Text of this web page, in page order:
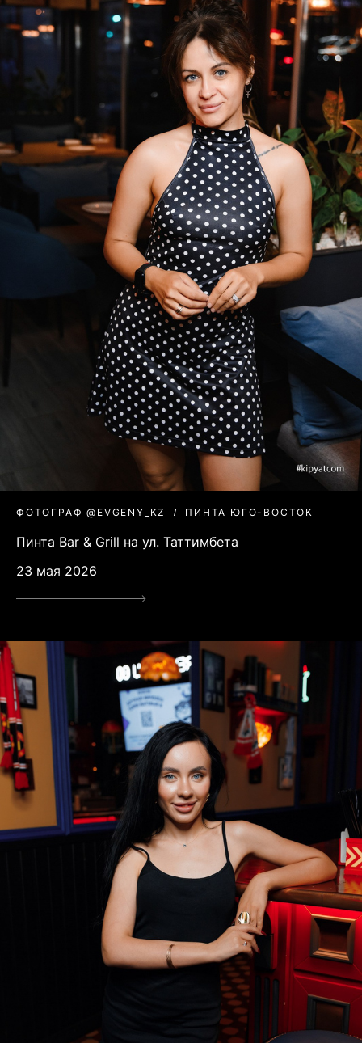
ФОТОГРАФ @EVGENY_KZ ПИНТА ЮГО-ВОСТОК
Пинта Bar & Grill на ул. Таттимбета
23 мая 2026